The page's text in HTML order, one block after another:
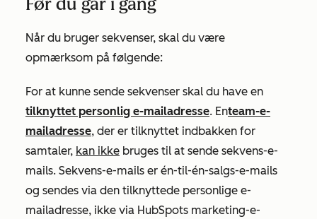
Når du bruger sekvenser, skal du være
opmærksom på følgende:
For at kunne sende sekvenser skal du have en
tilknyttet personlig e-mailadresse. Enteam-e-
mailadresse, der er tilknyttet indbakken for
samtaler, kan ikke bruges til at sende sekvens-e-
mails. Sekvens-e-mails er én-til-én-salgs-e-mails
og sendes via den tilknyttede personlige e-
mailadresse, ikke via HubSpots marketing-e-